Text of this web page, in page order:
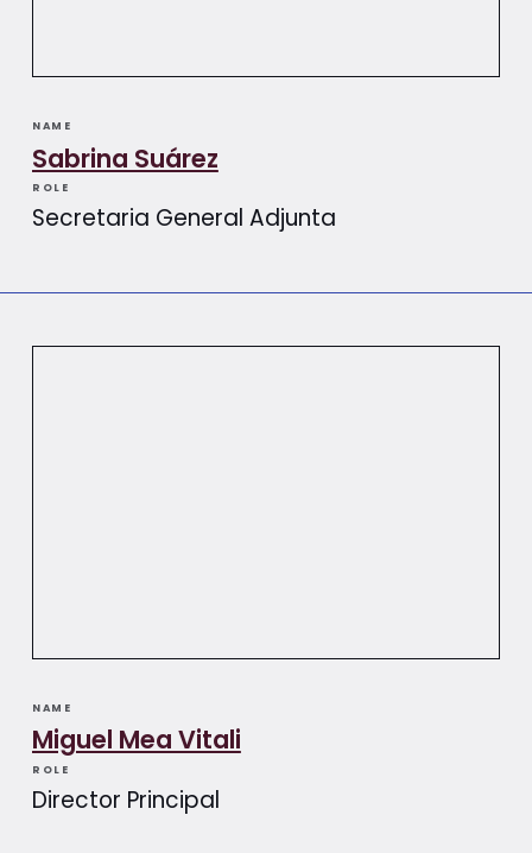
NAME
Sabrina Suárez
ROLE
Secretaria General Adjunta
NAME
Miguel Mea Vitali​​
ROLE
Director Principal